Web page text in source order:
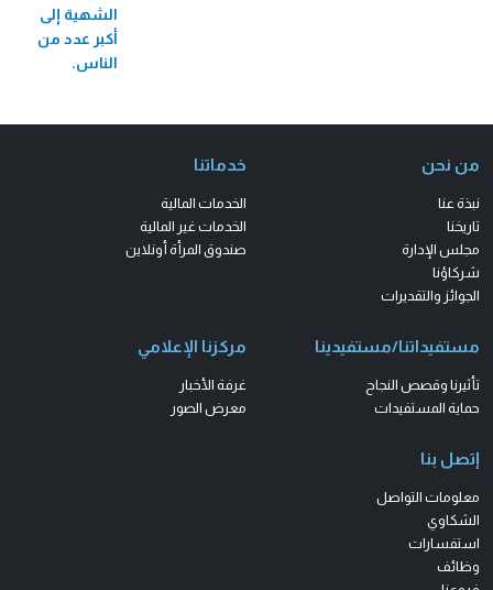
الشهية إلى
أكبر عدد من
الناس.
من نحن
نبذة عنا
تاريخنا
مجلس الإدارة
شركاؤنا
الجوائز والتقديرات
خدماتنا
الخدمات المالية
الخدمات غير المالية
صندوق المرأة أونلاين
مستفيداتنا/مستفيدينا
تأثيرنا وقصص النجاح
حماية المستفيدات
مركزنا الإعلامي
غرفة الأخبار
معرض الصور
إتصل بنا
معلومات التواصل
الشكاوي
استفسارات
وظائف